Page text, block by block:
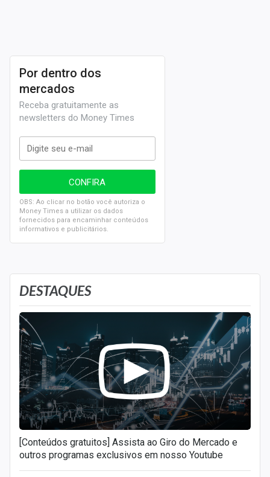
DESTAQUES
[Conteúdos gratuitos] Assista ao Giro do Mercado e
outros programas exclusivos em nosso Youtube
Por dentro dos
mercados
Receba gratuitamente as
newsletters do Money Times
OBS: Ao clicar no botão você autoriza o
Money Times a utilizar os dados
fornecidos para encaminhar conteúdos
informativos e publicitários.